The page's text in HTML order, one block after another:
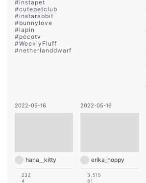
#instapet
#cutepetclub
#instarabbit
#bunnylove
#lapin
#pecotv
#WeeklyFluff
#netherlanddwarf
2022-05-16
hana__kitty
232
4
2022-05-16
erika_hoppy
3,515
81